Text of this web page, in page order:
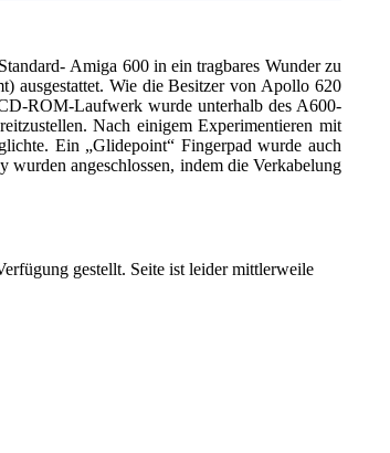
Amiga 600 in ein tragbares Wunder zu
ausgestattet. Wie die Besitzer von Apollo 620
ROM-Laufwerk wurde unterhalb des A600-
Nach einigem Experimentieren mit
Ein „Glidepoint“ Fingerpad wurde auch
angeschlossen, indem die Verkabelung
gestellt. Seite ist leider mittlerweile